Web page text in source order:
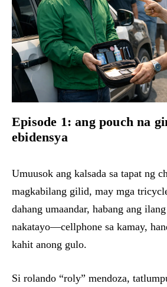
Episode 1: ang pouch na
ebidensya
Umuusok ang kalsada sa tapat ng
magkabilang gilid, may mga
dahang umaandar, habang ang
nakatayo—cellphone sa kamay,
kahit anong gulo.
Si rolando “roly” mendoza,